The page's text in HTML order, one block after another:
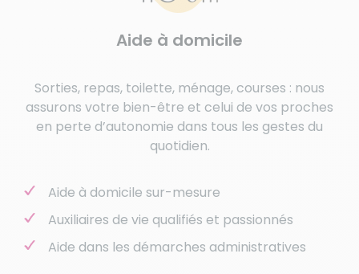
Aide à domicile
Sorties, repas, toilette, ménage, courses : nous
assurons votre bien-être et celui de vos proches
en perte d’autonomie dans tous les gestes du
quotidien.
Aide à domicile sur-mesure
Auxiliaires de vie qualifiés et passionnés
Aide dans les démarches administratives